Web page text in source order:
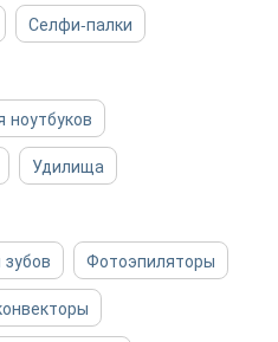
Селфи-палки
ноутбуков
Удилища
Фотоэпиляторы